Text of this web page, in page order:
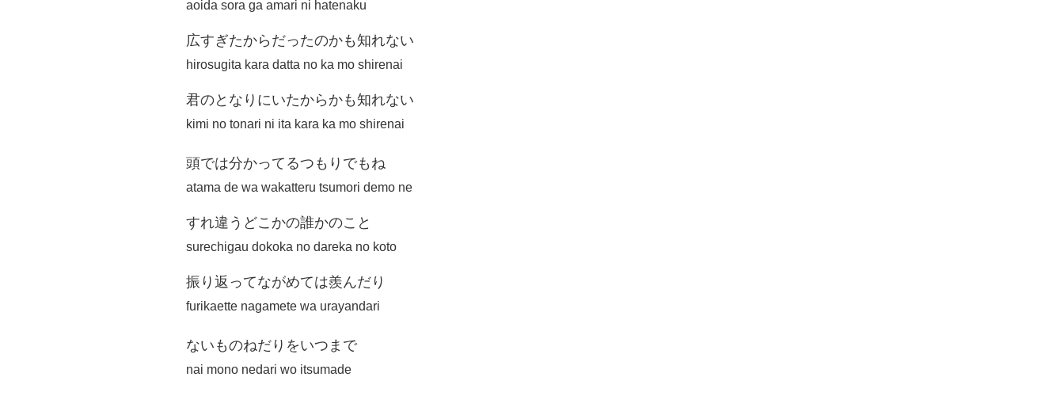
aoida sora ga amari ni hatenaku
広すぎたからだったのかも知れない
hirosugita kara datta no ka mo shirenai
君のとなりにいたからかも知れない
kimi no tonari ni ita kara ka mo shirenai
頭では分かってるつもりでもね
atama de wa wakatteru tsumori demo ne
すれ違うどこかの誰かのこと
surechigau dokoka no dareka no koto
振り返ってながめては羨んだり
furikaette nagamete wa urayandari
ないものねだりをいつまで
nai mono nedari wo itsumade